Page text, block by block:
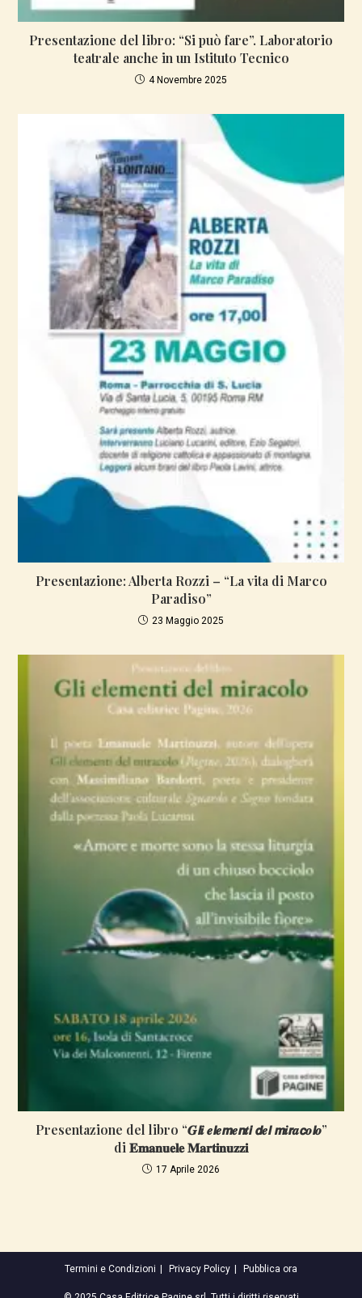
Presentazione del libro: “Si può fare”. Laboratorio
teatrale anche in un Istituto Tecnico
4 Novembre 2025
Presentazione: Alberta Rozzi – “La vita di Marco
Paradiso”
23 Maggio 2025
Presentazione del libro “𝑮𝙡𝒊 𝒆𝙡𝒆𝙢𝒆𝙣𝒕𝙞 𝙙𝒆𝙡 𝙢𝒊𝙧𝒂𝙘𝒐𝙡𝒐”
di 𝐄𝐦𝐚𝐧𝐮𝐞𝐥𝐞 𝐌𝐚𝐫𝐭𝐢𝐧𝐮𝐳𝐳𝐢
17 Aprile 2026
Termini e Condizioni Privacy Policy Pubblica ora